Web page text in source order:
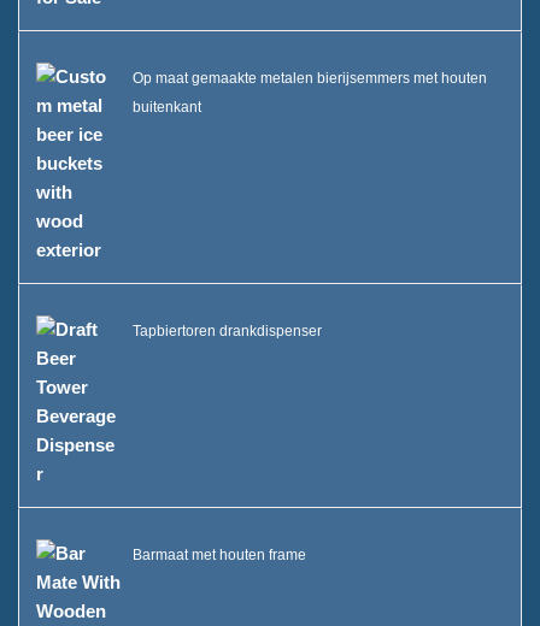
Op maat gemaakte metalen bierijsemmers met houten
buitenkant
Tapbiertoren drankdispenser
Barmaat met houten frame